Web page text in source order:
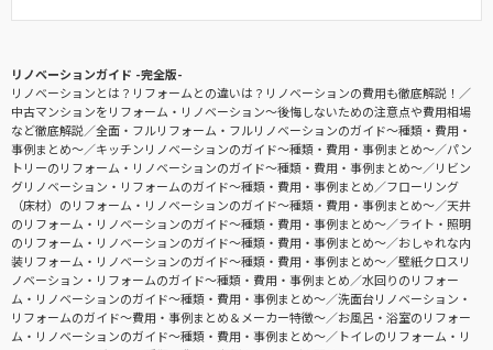
リノベーションガイド -完全版-
リノベーションとは？リフォームとの違いは？リノベーションの費用も徹底解説！
中古マンションをリフォーム・リノベーション〜後悔しないための注意点や費用相場
など徹底解説
全面・フルリフォーム・フルリノベーションのガイド〜種類・費用・
事例まとめ〜
キッチンリノベーションのガイド〜種類・費用・事例まとめ〜
パン
トリーのリフォーム・リノベーションのガイド〜種類・費用・事例まとめ〜
リビン
グリノベーション・リフォームのガイド〜種類・費用・事例まとめ
フローリング
（床材）のリフォーム・リノベーションのガイド〜種類・費用・事例まとめ〜
天井
のリフォーム・リノベーションのガイド〜種類・費用・事例まとめ〜
ライト・照明
のリフォーム・リノベーションのガイド〜種類・費用・事例まとめ〜
おしゃれな内
装リフォーム・リノベーションのガイド〜種類・費用・事例まとめ〜
壁紙クロスリ
ノベーション・リフォームのガイド〜種類・費用・事例まとめ
水回りのリフォー
ム・リノベーションのガイド〜種類・費用・事例まとめ〜
洗面台リノベーション・
リフォームのガイド〜費用・事例まとめ＆メーカー特徴〜
お風呂・浴室のリフォー
ム・リノベーションのガイド〜種類・費用・事例まとめ〜
トイレのリフォーム・リ